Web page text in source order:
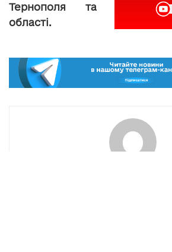
Тернополя та
області.